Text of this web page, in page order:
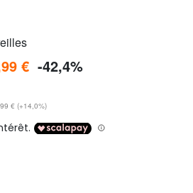
€ -42,4%
€ (+14,0%)